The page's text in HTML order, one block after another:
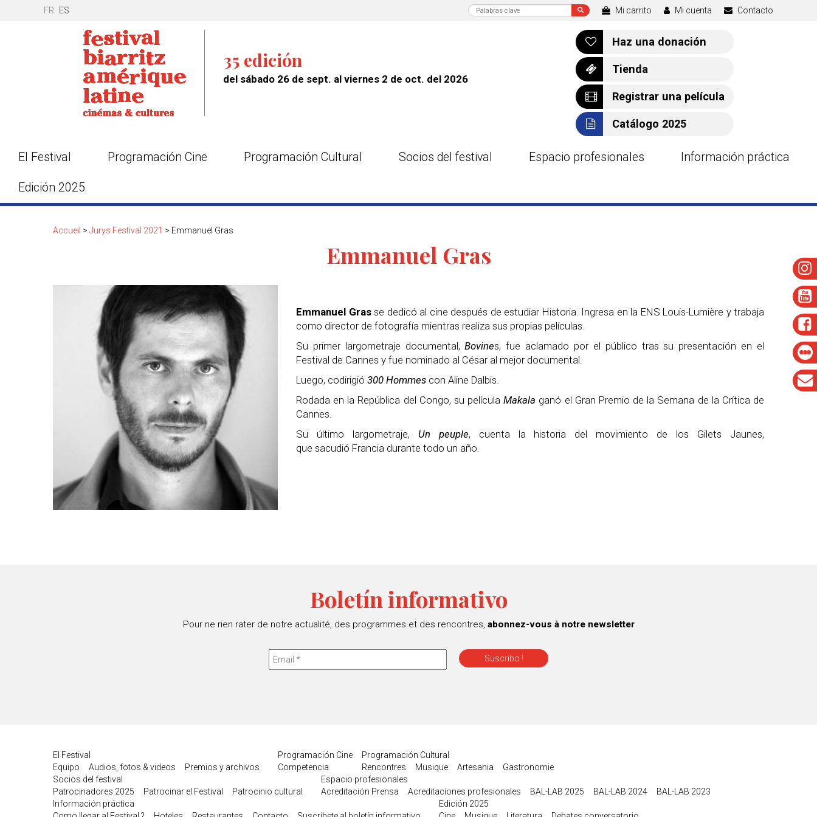
FR ES Mi carrito Mi cuenta Contacto
35 edición
del sábado 26 de sept. al viernes 2 de oct. del 2026
Haz una donación
Tienda
Registrar una película
Catálogo 2025
El Festival Programación Cine Programación Cultural Socios del festival Espacio profesionales Información práctica
Edición 2025
Accueil > Jurys Festival 2021 > Emmanuel Gras
Emmanuel Gras
Emmanuel Grasse dedicó al cine después de estudiar Historia. Ingresa en la ENS Louis-Lumière y trabaja
como director de fotografía mientras realiza sus propias películas.
Su primer largometraje documental,Bovines, fue aclamado por el público tras su presentación en el
Festival de Cannes y fue nominado al César al mejor documental.
Luego, codirigió 300 Hommes con Aline Dalbis.
Rodada en la República del Congo, su películaMakala ganó el Gran Premio de la Semana de la Crítica de
Cannes.
Su último largometraje, Un peuple, cuenta la historia del movimiento de los Gilets Jaunes,
que sacudió Francia durante todo un año.
Boletín informativo
Pour ne rien rater de notre actualité, des programmes et des rencontres, abonnez-vous à notre newsletter
El Festival
Equipo
Audios, fotos & videos Premios y archivos
Programación Cine
Competencia
Programación Cultural
Rencontres
Musique Artesania
Gastronomie
Socios del festival
Patrocinadores 2025
Patrocinar el Festival Patrocinio cultural
Espacio profesionales
Acreditación Prensa
Acreditaciones profesionales BAL-LAB 2025 BAL-LAB 2024
BAL-LAB 2023
Información práctica
Edición 2025